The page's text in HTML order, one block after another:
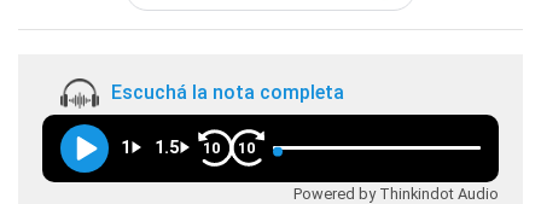
Escuchá la nota completa
1 1.5 10 10
Powered by Thinkindot Audio